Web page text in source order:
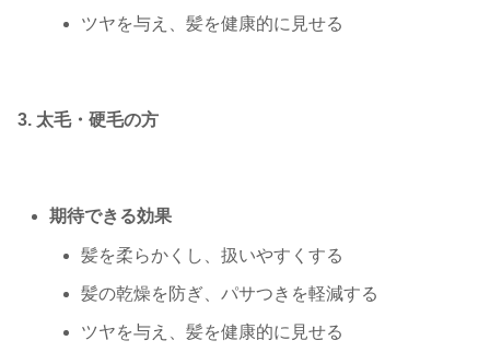
ツヤを与え、髪を健康的に見せる
3. 太毛・硬毛の方
期待できる効果
髪を柔らかくし、扱いやすくする
髪の乾燥を防ぎ、パサつきを軽減する
ツヤを与え、髪を健康的に見せる